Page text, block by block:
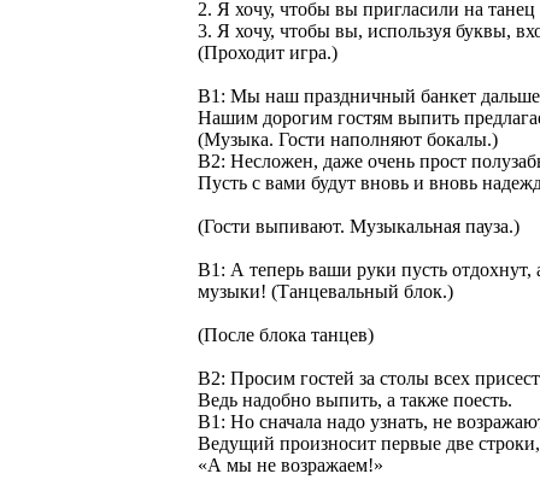
2. Я хочу, чтобы вы пригласили на
3. Я хочу, чтобы вы, используя буквы,
(Проходит игра.)
В1: Мы наш праздничный банкет
Нашим дорогим гостям выпить
(Музыка. Гости наполняют бокалы.)
В2: Несложен, даже очень прост
Пусть с вами будут вновь и вновь
(Гости выпивают. Музыкальная пауза.)
В1: А теперь ваши руки пусть
музыки! (Танцевальный блок.)
(После блока танцев)
В2: Просим гостей за столы всех
Ведь надобно выпить, а также поесть.
В1: Но сначала надо узнать, не
Ведущий произносит первые две
«А мы не возражаем!»